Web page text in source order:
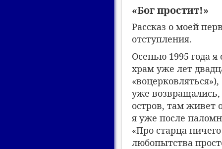
«Бог простит!»
Рассказ о моей
отступления.
Осенью 1995 года
храм уже лет
уже возвращались,
остров, там живет
я уже после
«Про старца
любопытства